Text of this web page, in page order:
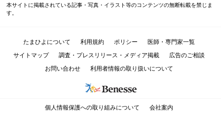
本サイトに掲載されている記事・写真・イラスト等のコンテンツの無断転載を禁じま
す。
たまひよについて 利用規約 ポリシー
医師・専門家一覧
サイトマップ
調査・プレスリリース・メディア掲載
広告のご相談
お問い合わせ
利用者情報の取り扱いについて
個人情報保護への取り組みについて 会社案内